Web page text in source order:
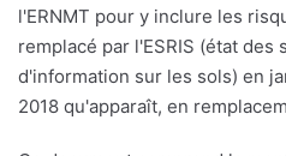
l'ERNMT pour y inclure les
remplacé par l'ESRIS (état
d'information sur les sols) en
2018 qu'apparaît, en